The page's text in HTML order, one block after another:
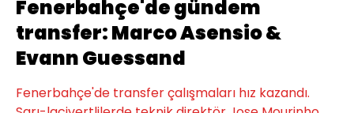
Fenerbahçe'de gündem
transfer: Marco Asensio &
Evann Guessand
Fenerbahçe'de transfer çalışmaları hız kazandı.